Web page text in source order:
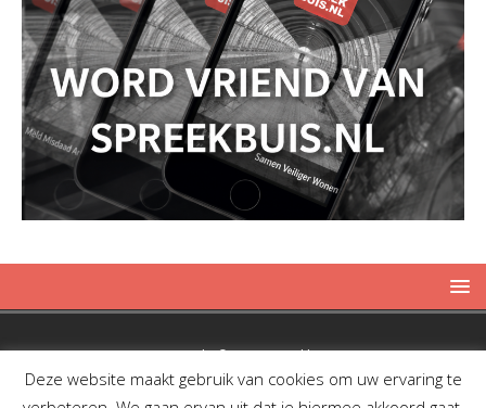
Copyright © 2019 Spreekbuis
Deze website maakt gebruik van cookies om uw ervaring te